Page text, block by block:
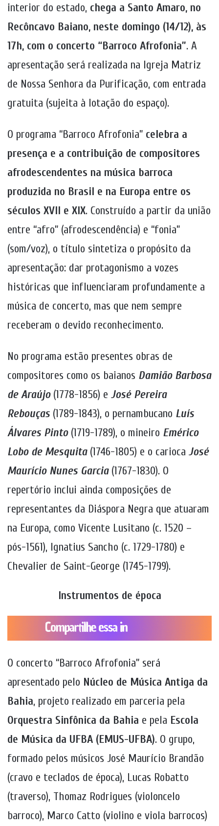
interior do estado, chega a Santo Amaro, no
Recôncavo Baiano, neste domingo (14/12), às
17h, com o concerto “Barroco Afrofonia”. A
apresentação será realizada na Igreja Matriz
de Nossa Senhora da Purificação, com entrada
gratuita (sujeita à lotação do espaço).
O programa “Barroco Afrofonia” celebra a
presença e a contribuição de compositores
afrodescendentes na música barroca
produzida no Brasil e na Europa entre os
séculos XVII e XIX. Construído a partir da união
entre “afro” (afrodescendência) e “fonia”
(som/voz), o título sintetiza o propósito da
apresentação: dar protagonismo a vozes
históricas que influenciaram profundamente a
música de concerto, mas que nem sempre
receberam o devido reconhecimento.
No programa estão presentes obras de
compositores como os baianos Damião Barbosa
de Araújo(1778-1856) e José Pereira
Rebouças (1789-1843), o pernambucano Luís
Álvares Pinto (1719-1789), o mineiro Emérico
Lobo de Mesquita (1746-1805) e o carioca José
Maurício Nunes Garcia(1767-1830). O
repertório inclui ainda composições de
representantes da Diáspora Negra que atuaram
na Europa, como Vicente Lusitano (c. 1520 –
pós-1561), Ignatius Sancho (c. 1729-1780) e
Chevalier de Saint-George (1745-1799).
Instrumentos de época
O concerto “Barroco Afrofonia” será
apresentado pelo Núcleo de Música Antiga da
Bahia, projeto realizado em parceria pela
Orquestra Sinfônica da Bahia e pela Escola
de Música da UFBA (EMUS-UFBA). O grupo,
formado pelos músicos José Maurício Brandão
(cravo e teclados de época), Lucas Robatto
(traverso), Thomaz Rodrigues (violoncelo
barroco), Marco Catto (violino e viola barrocos)